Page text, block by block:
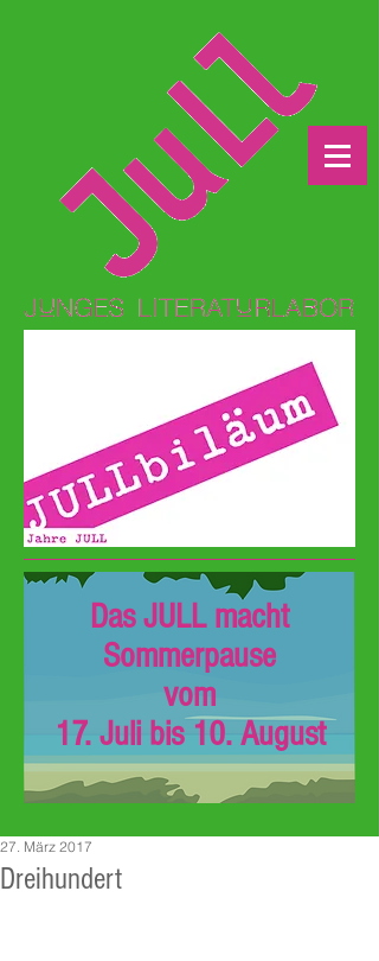
Das JULL macht
Sommerpause
vom
17. Juli bis 10. August
Dreihundert
27. März 2017